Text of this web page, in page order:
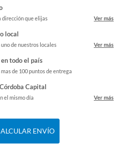
dirección que elijas Ver más
local
de nuestros locales Ver más
todo el país
de 100 puntos de entrega
Capital
el mismo día Ver más
ENVÍO